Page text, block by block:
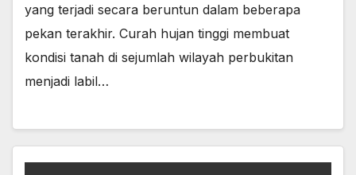
yang terjadi secara beruntun dalam beberapa
pekan terakhir. Curah hujan tinggi membuat
kondisi tanah di sejumlah wilayah perbukitan
menjadi labil…